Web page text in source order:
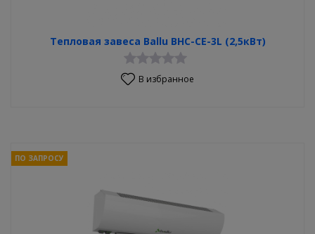
Тепловая завеса Ballu BHC-CE-3L (2,5кВт)
В избранное
ПО ЗАПРОСУ